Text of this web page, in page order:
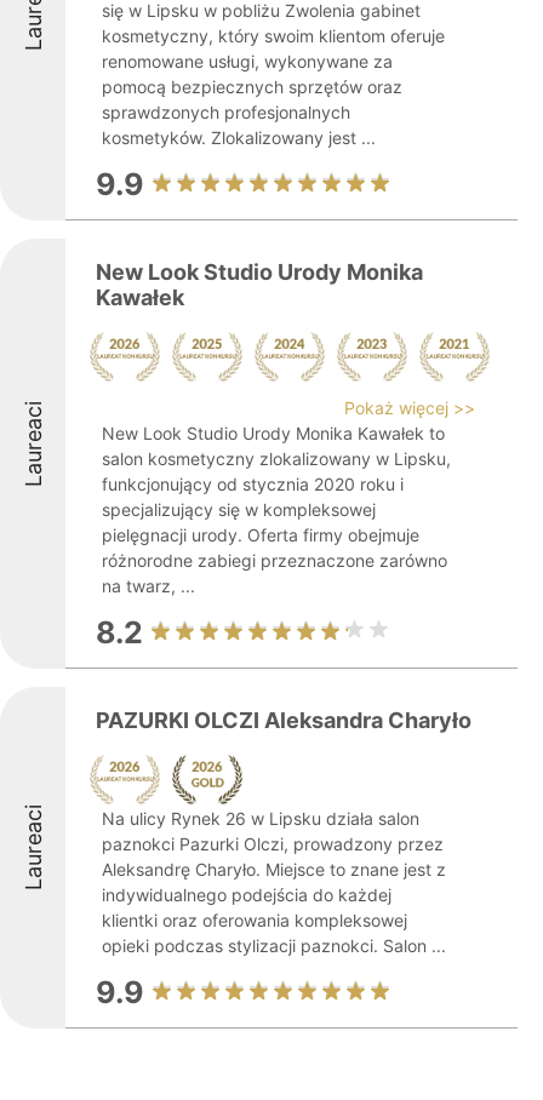
się w Lipsku w pobliżu Zwolenia gabinet
kosmetyczny, który swoim klientom oferuje
renomowane usługi, wykonywane za
pomocą bezpiecznych sprzętów oraz
sprawdzonych profesjonalnych
kosmetyków. Zlokalizowany jest ...
9.9
Laureaci
New Look Studio Urody Monika
Kawałek
Pokaż więcej >>
New Look Studio Urody Monika Kawałek to
salon kosmetyczny zlokalizowany w Lipsku,
funkcjonujący od stycznia 2020 roku i
specjalizujący się w kompleksowej
pielęgnacji urody. Oferta firmy obejmuje
różnorodne zabiegi przeznaczone zarówno
na twarz, ...
8.2
Laureaci
PAZURKI OLCZI Aleksandra Charyło
Na ulicy Rynek 26 w Lipsku działa salon
paznokci Pazurki Olczi, prowadzony przez
Aleksandrę Charyło. Miejsce to znane jest z
indywidualnego podejścia do każdej
klientki oraz oferowania kompleksowej
opieki podczas stylizacji paznokci. Salon ...
9.9